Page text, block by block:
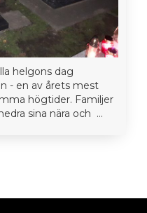
helgons dag
- en av årets mest
högtider. Familjer
sina nära och ...